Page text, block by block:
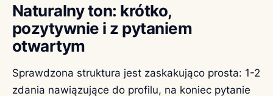
Naturalny ton: krótko,
pozytywnie i z pytaniem
otwartym
Sprawdzona struktura jest zaskakująco prosta: 1-2
zdania nawiązujące do profilu, na koniec pytanie